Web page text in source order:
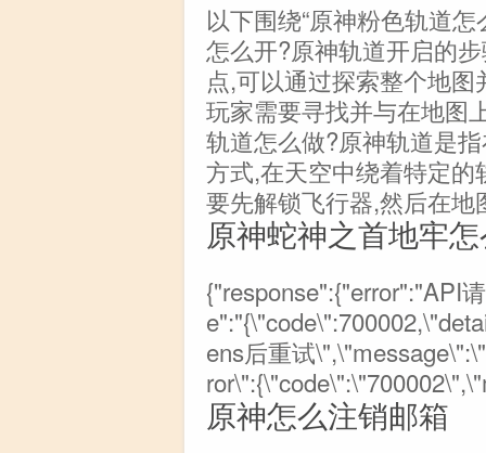
以下围绕“原神粉色轨道
怎么开?原神轨道开启的
点,可以通过探索整个地
玩家需要寻找并与在地图
轨道怎么做?原神轨道是
方式,在天空中绕着特定
要先解锁飞行器,然后在地
原神蛇神之首地牢
{"response":{"error":"API
ens后重试
原神怎么注销邮箱